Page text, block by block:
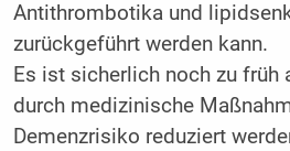
Antithrombotika und
zurückgeführt werden kann.
Es ist sicherlich noch zu früh
durch medizinische
Demenzrisiko reduziert